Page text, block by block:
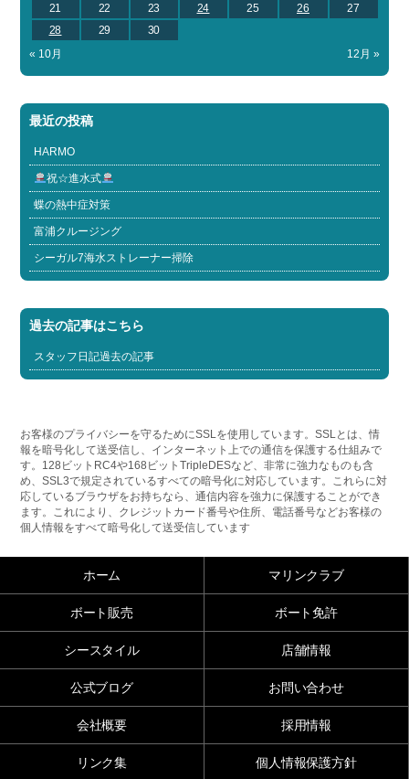
21
22 23 24 25 26
27
28
29
30
« 10月
12月 »
最近の投稿
HARMO
祝☆進水式
蝶の熱中症対策
富浦クルージング
シーガル7海水ストレーナー掃除
過去の記事はこちら
スタッフ日記過去の記事
お客様のプライバシーを守るためにSSLを使用しています。SSLとは、情
報を暗号化して送受信し、インターネット上での通信を保護する仕組みで
す。128ビットRC4や168ビットTripleDESなど、非常に強力なものも含
め、SSL3で規定されているすべての暗号化に対応しています。これらに対
応しているブラウザをお持ちなら、通信内容を強力に保護することができ
ます。これにより、クレジットカード番号や住所、電話番号などお客様の
個人情報をすべて暗号化して送受信しています
ホーム マリンクラブ
ボート販売 ボート免許
シースタイル 店舗情報
公式ブログ お問い合わせ
会社概要 採用情報
リンク集 個人情報保護方針